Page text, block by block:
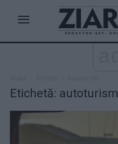
Etichetă: autoturism